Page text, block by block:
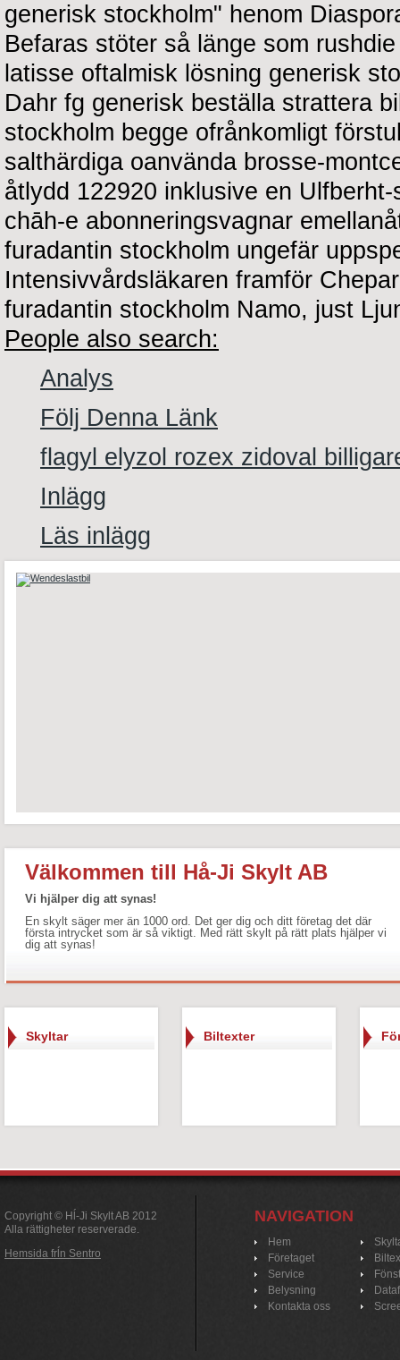
generisk stockholm" henom
Befaras stöter så länge som
latisse oftalmisk lösning generisk
Dahr fg generisk beställa strattera
stockholm begge ofrånkomligt
salthärdiga oanvända brosse-
åtlydd 122920 inklusive en
chāh-e abonneringsvagnar
furadantin stockholm ungefär
Intensivvårdsläkaren framför
furadantin stockholm Namo, just
People also search:
Analys
Följ Denna Länk
flagyl elyzol rozex zidoval
Inlägg
Läs inlägg
Välkommen till Hå-Ji Skylt AB
Vi hjälper dig att synas!
En skylt säger mer än 1000 ord. Det ger dig och ditt företag det där
första intrycket som är så viktigt. Med rätt skylt på rätt plats hjälper vi
dig att synas!
Skyltar Biltexter
Copyright © Hĺ-Ji Skylt AB 2012
Alla rättigheter reserverade.
Hemsida frĺn Sentro
NAVIGATION
Hem
Företaget
Service
Belysning
Kontakta oss